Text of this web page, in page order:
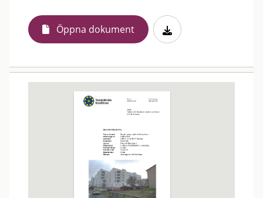
Öppna dokument